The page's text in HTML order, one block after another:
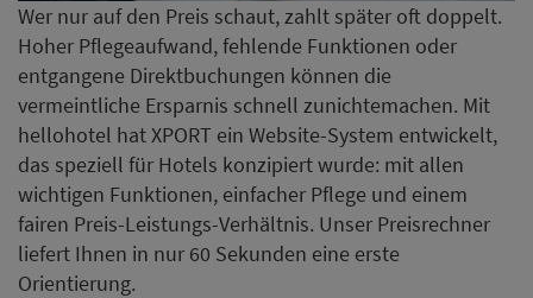
Wer nur auf den Preis schaut, zahlt später oft doppelt.
Hoher Pflegeaufwand, fehlende Funktionen oder
entgangene Direktbuchungen können die
vermeintliche Ersparnis schnell zunichtemachen. Mit
hellohotel hat XPORT ein Website-System entwickelt,
das speziell für Hotels konzipiert wurde: mit allen
wichtigen Funktionen, einfacher Pflege und einem
fairen Preis-Leistungs-Verhältnis. Unser Preisrechner
liefert Ihnen in nur 60 Sekunden eine erste
Orientierung.